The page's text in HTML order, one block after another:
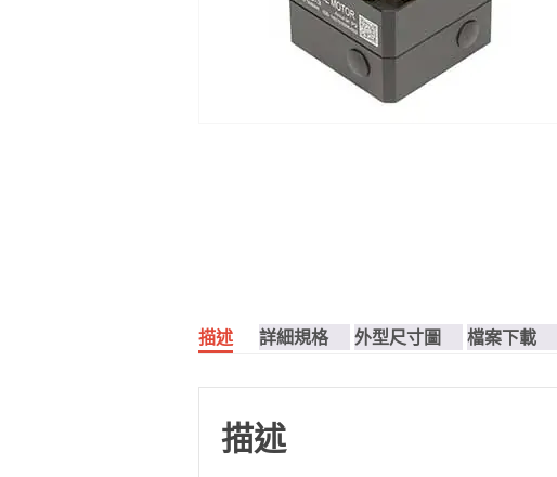
描述 詳細規格 外型尺寸圖 檔案下載
描述